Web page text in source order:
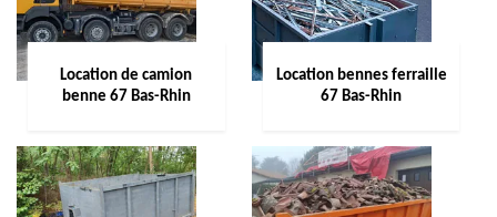
Location de camion
benne 67 Bas-Rhin
Location bennes ferraille
67 Bas-Rhin